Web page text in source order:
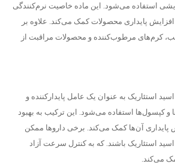
استفاده می‌شود. این ماده خاصیت نرم‌کنندگی
افزایش پایداری محصولات کمک می‌کند. علاوه بر
لب، کرم‌های مرطوب‌کننده و محصولات مراقبت از
استئاریک به عنوان یک عامل پایدارکننده و
و کپسول‌ها استفاده می‌شود. این ترکیب به بهبود
پایداری آن‌ها کمک می‌کند. برخی داروها ممکن
استئاریک باشند. که به کنترل سرعت آزاد
می‌کند.